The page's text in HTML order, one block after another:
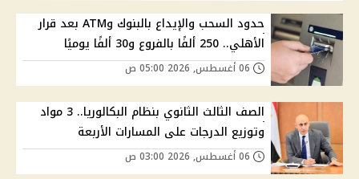
حدود السحب والإيداع بالبنوك وATM بعد قرار
الأهلي.. 250 ألفًا بالفروع و30 ألفًا يوميًا
الصف الثالث الثانوي بنظام البكالوريا.. 3 مواد
وتوزيع الدرجات على المسارات الأربعة